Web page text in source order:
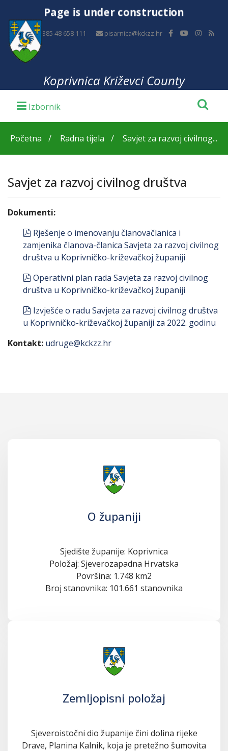
Page is under construction
+385 48 658 111 pisarnica@kckzz.hr
Koprivnica Križevci County
Početna Radna tijela Savjet za razvoj civilnog...
Savjet za razvoj civilnog društva
Dokumenti:
pdf
Rješenje o imenovanju članovačlanica i
zamjenika članova-članica Savjeta za razvoj civilnog
društva u Koprivničko-križevačkoj županiji
pdf
Operativni plan rada Savjeta za razvoj civilnog
društva u Koprivničko-križevačkoj županiji
pdf
Izvješće o radu Savjeta za razvoj civilnog društva
u Koprivničko-križevačkoj županiji za 2022. godinu
Kontakt: udruge@kckzz.hr
O županiji
Sjedište županije: Koprivnica
Položaj: Sjeverozapadna Hrvatska
Površina: 1.748 km2
Broj stanovnika: 101.661 stanovnika
Zemljopisni položaj
Sjeveroistočni dio županije čini dolina rijeke
Drave, Planina Kalnik, koja je pretežno šumovita